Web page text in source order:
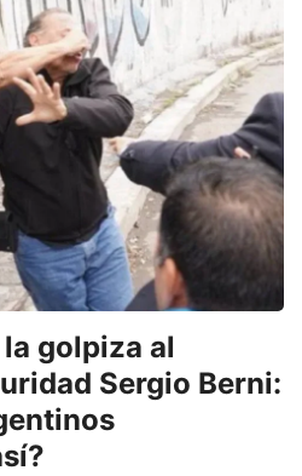
golpiza al
Sergio Berni: